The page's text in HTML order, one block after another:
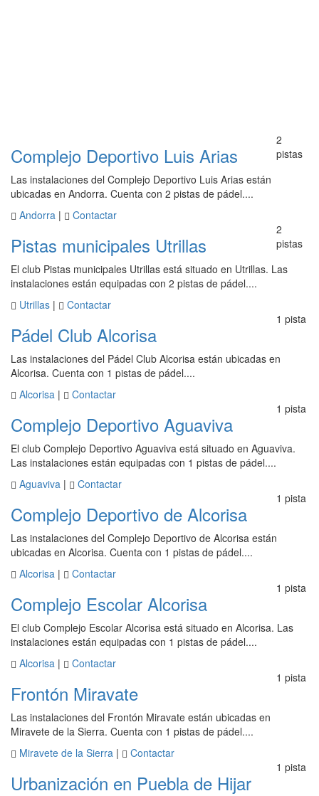
Complejo Deportivo Luis Arias
2
pistas
Las instalaciones del Complejo Deportivo Luis Arias están
ubicadas en Andorra. Cuenta con 2 pistas de pádel....
Andorra | Contactar
Pistas municipales Utrillas
2
pistas
El club Pistas municipales Utrillas está situado en Utrillas. Las
instalaciones están equipadas con 2 pistas de pádel....
Utrillas | Contactar
Pádel Club Alcorisa
1 pista
Las instalaciones del Pádel Club Alcorisa están ubicadas en
Alcorisa. Cuenta con 1 pistas de pádel....
Alcorisa | Contactar
Complejo Deportivo Aguaviva
1 pista
El club Complejo Deportivo Aguaviva está situado en Aguaviva.
Las instalaciones están equipadas con 1 pistas de pádel....
Aguaviva | Contactar
Complejo Deportivo de Alcorisa
1 pista
Las instalaciones del Complejo Deportivo de Alcorisa están
ubicadas en Alcorisa. Cuenta con 1 pistas de pádel....
Alcorisa | Contactar
Complejo Escolar Alcorisa
1 pista
El club Complejo Escolar Alcorisa está situado en Alcorisa. Las
instalaciones están equipadas con 1 pistas de pádel....
Alcorisa | Contactar
Frontón Miravate
1 pista
Las instalaciones del Frontón Miravate están ubicadas en
Miravete de la Sierra. Cuenta con 1 pistas de pádel....
Miravete de la Sierra | Contactar
Urbanización en Puebla de Hijar
1 pista